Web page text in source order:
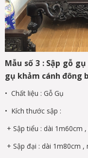
Mẫu số 3 : Sập gỗ
gụ khảm cánh đông
• Chất liệu : Gỗ Gụ
• Kích thước sập :
+ Sập tiểu : dài 1m60cm
+ Sập đại : dài 1m80cm ,